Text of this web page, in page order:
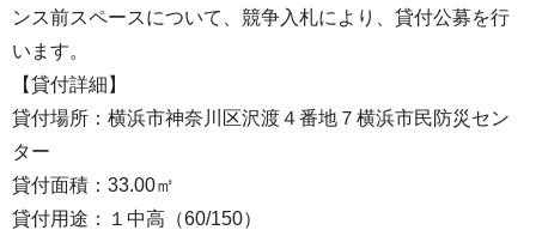
ンス前スペースについて、競争入札により、貸付公募を行
います。
【貸付詳細】
貸付場所：横浜市神奈川区沢渡４番地７横浜市民防災セン
ター
貸付面積：33.00㎡
貸付用途：１中高（60/150）